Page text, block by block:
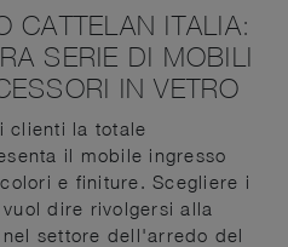
CATTELAN ITALIA:
SERIE DI MOBILI
IN VETRO
clienti la totale
il mobile ingresso
e finiture. Scegliere i
dire rivolgersi alla
settore dell'arredo del